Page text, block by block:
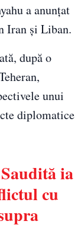
a anunțat
Iran și Liban.
după o
unui
diplomatice
ia
cu